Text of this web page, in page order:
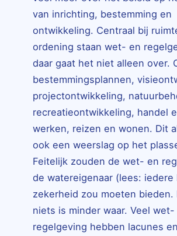
van inrichting, bestemming en
ontwikkeling. Centraal bij
ordening staan wet- en
daar gaat het niet alleen over.
bestemmingsplannen,
projectontwikkeling,
recreatieontwikkeling, handel
werken, reizen en wonen. Dit
ook een weerslag op het
Feitelijk zouden de wet- en
de watereigenaar (lees: iedere
zekerheid zou moeten bieden.
niets is minder waar. Veel wet-
regelgeving hebben lacunes